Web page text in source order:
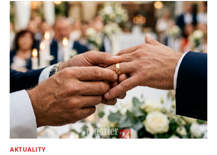
AKTUALITY